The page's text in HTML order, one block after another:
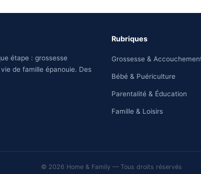
étape : grossesse
de famille épanouie. Des
Rubriques
Grossesse &
Bébé & Puériculture
Parentalité & Éducation
Famille & Loisirs
© 2026 Home & Family — Tous droits réservés